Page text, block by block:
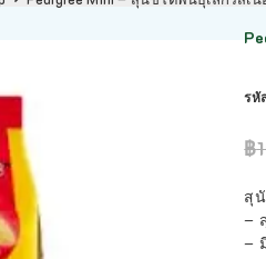
รหั
฿
สุ
–
–